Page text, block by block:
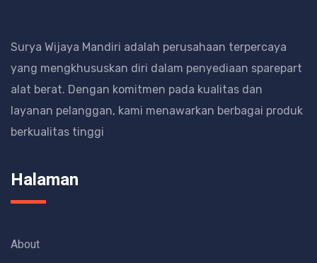
Surya Wijaya Mandiri adalah perusahaan terpercaya
yang mengkhususkan diri dalam penyediaan sparepart
alat berat. Dengan komitmen pada kualitas dan
layanan pelanggan, kami menawarkan berbagai produk
berkualitas tinggi
Halaman
About